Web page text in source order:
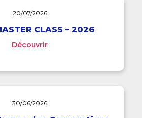
20/07/2026
CLASS – 2026
Découvrir
30/06/2026